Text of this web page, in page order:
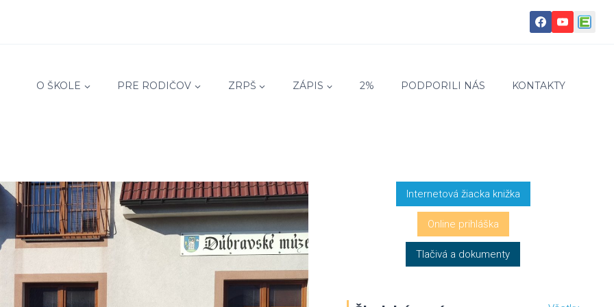
O ŠKOLE PRE RODIČOV ZRPŠ ZÁPIS 2% PODPORILI NÁS KONTAKTY
Internetová žiacka knižka
Online prihláška
Tlačivá a dokumenty